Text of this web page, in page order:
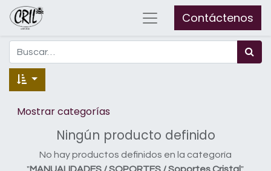
Contáctenos
Mostrar categorías
Ningún producto definido
No hay productos definidos en la categoría